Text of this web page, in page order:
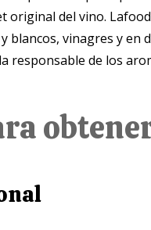
original del vino.
vinagres y en
responsable de los